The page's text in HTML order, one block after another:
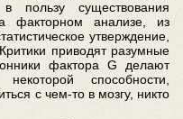
пользу существования
факторном анализе, из
утверждение,
приводят разумные
фактора G делают
способности,
с чем-то в мозгу, никто